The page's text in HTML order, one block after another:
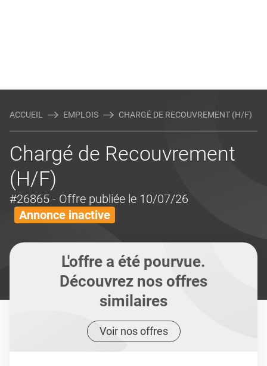
ACCUEIL EMPLOIS CHARGÉ DE RECOUVREMENT (H/F)
Chargé de Recouvrement
(H/F)
#26865 - Offre publiée le 10/07/26
Annonce inactive
L'offre a été pourvue.
Découvrez nos offres
similaires
Voir nos offres